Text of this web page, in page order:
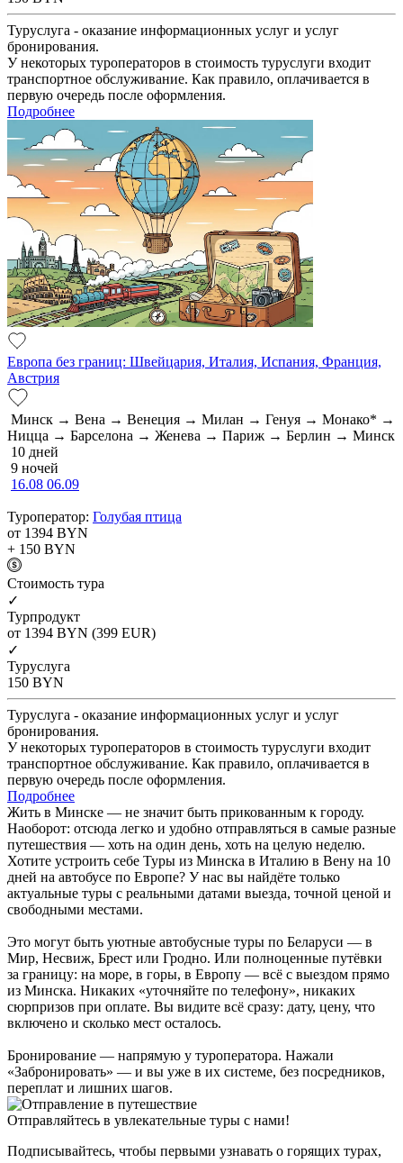
Туруслуга - оказание информационных услуг и услуг
бронирования.
У некоторых туроператоров в стоимость туруслуги входит
транспортное обслуживание. Как правило, оплачивается в
первую очередь после оформления.
Подробнее
Европа без границ: Швейцария, Италия, Испания, Франция,
Австрия
Минск → Вена → Венеция → Милан → Генуя → Монако* →
Ницца → Барселона → Женева → Париж → Берлин → Минск
10 дней
9 ночей
16.08 06.09
Туроператор: Голубая птица
от 1394 BYN
+ 150 BYN
Cтоимость тура
✓
Турпродукт
от 1394 BYN (399 EUR)
✓
Туруслуга
150 BYN
Туруслуга - оказание информационных услуг и услуг
бронирования.
У некоторых туроператоров в стоимость туруслуги входит
транспортное обслуживание. Как правило, оплачивается в
первую очередь после оформления.
Подробнее
Жить в Минске — не значит быть прикованным к городу.
Наоборот: отсюда легко и удобно отправляться в самые разные
путешествия — хоть на один день, хоть на целую неделю.
Хотите устроить себе Туры из Минска в Италию в Вену на 10
дней на автобусе по Европе? У нас вы найдёте только
актуальные туры с реальными датами выезда, точной ценой и
свободными местами.
Это могут быть уютные автобусные туры по Беларуси — в
Мир, Несвиж, Брест или Гродно. Или полноценные путёвки
за границу: на море, в горы, в Европу — всё с выездом прямо
из Минска. Никаких «уточняйте по телефону», никаких
сюрпризов при оплате. Вы видите всё сразу: дату, цену, что
включено и сколько мест осталось.
Бронирование — напрямую у туроператора. Нажали
«Забронировать» — и вы уже в их системе, без посредников,
переплат и лишних шагов.
Отправляйтесь в увлекательные туры с нами!
Подписывайтесь, чтобы первыми узнавать о горящих турах,